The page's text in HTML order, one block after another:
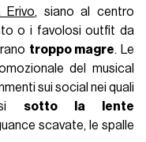
Erivo, siano al centro
o i favolosi outfit da
troppo magre. Le
del musical
sui social nei quali
sotto la lente
scavate, le spalle